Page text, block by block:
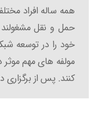
همه ساله افراد
حمل و نقل
خود را در توسعه
مولفه های مهم موثر
کنند. پس از